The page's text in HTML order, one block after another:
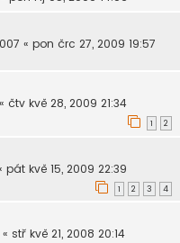
« pon črc 27, 2009 19:57
« čtv kvě 28, 2009 21:34
1 2
pát kvě 15, 2009 22:39
1 2 3 4
« stř kvě 21, 2008 20:14